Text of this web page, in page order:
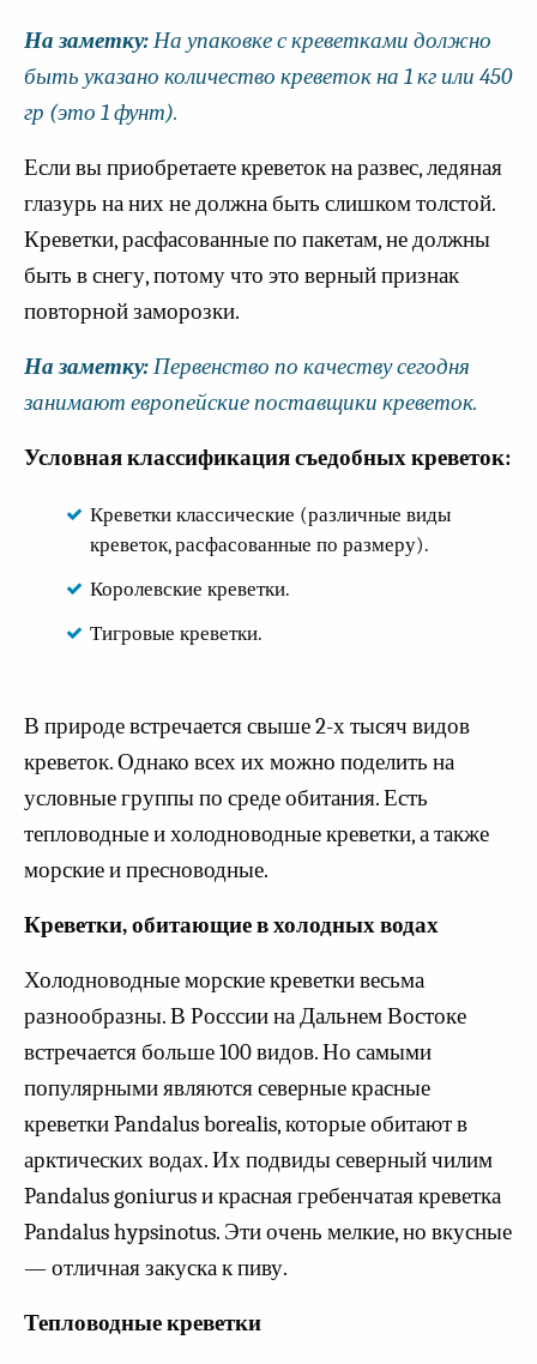
На заметку:На упаковке с креветками должно
быть указано количество креветок на 1 кг или 450
гр (это 1 фунт).
Если вы приобретаете креветок на развес, ледяная
глазурь на них не должна быть слишком толстой.
Креветки, расфасованные по пакетам, не должны
быть в снегу, потому что это верный признак
повторной заморозки.
На заметку:Первенство по качеству сегодня
занимают европейские поставщики креветок.
Условная классификация съедобных креветок:
Креветки классические (различные виды
креветок, расфасованные по размеру).
Королевские креветки.
Тигровые креветки.
В природе встречается свыше 2-х тысяч видов
креветок. Однако всех их можно поделить на
условные группы по среде обитания. Есть
тепловодные и холодноводные креветки, а также
морские и пресноводные.
Креветки, обитающие в холодных водах
Холодноводные морские креветки весьма
разнообразны. В Росссии на Дальнем Востоке
встречается больше 100 видов. Но самыми
популярными являются северные красные
креветки Pandalus borealis, которые обитают в
арктических водах. Их подвиды северный чилим
Pandalus goniurus и красная гребенчатая креветка
Pandalus hypsinotus. Эти очень мелкие, но вкусные
— отличная закуска к пиву.
Тепловодные креветки